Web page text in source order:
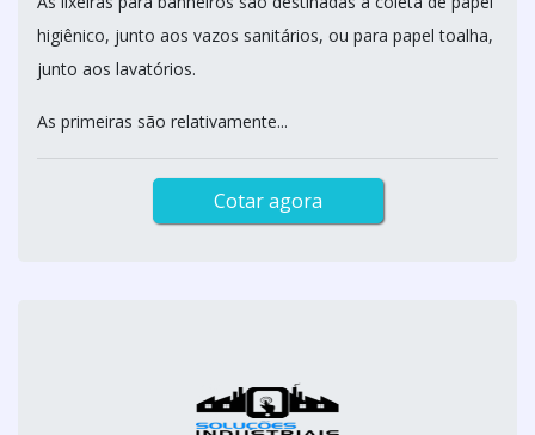
higiênico, junto aos vazos sanitários, ou para papel toalha,
junto aos lavatórios.
As primeiras são relativamente...
Cotar agora